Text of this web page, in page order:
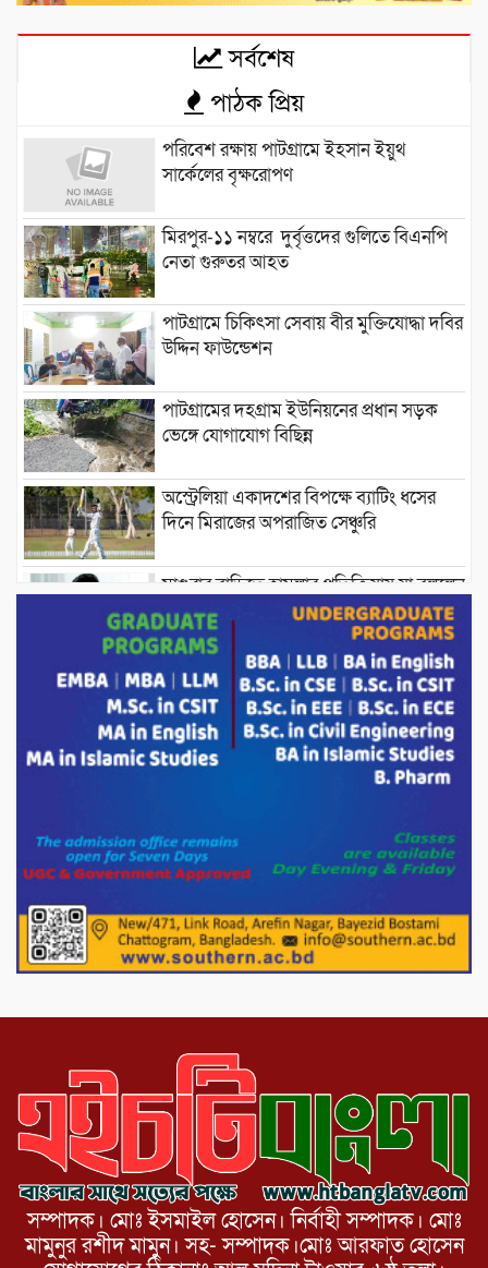
সর্বশেষ
পাঠক প্রিয়
পরিবেশ রক্ষায় পাটগ্রামে ইহসান ইয়ুথ
সার্কেলের বৃক্ষরোপণ
মিরপুর-১১ নম্বরে দুর্বৃত্তদের গুলিতে বিএনপি
নেতা গুরুতর আহত
পাটগ্রামে চিকিৎসা সেবায় বীর মুক্তিযোদ্ধা দবির
উদ্দিন ফাউন্ডেশন
পাটগ্রামের দহগ্রাম ইউনিয়নের প্রধান সড়ক
ভেঙ্গে যোগাযোগ বিছিন্ন
অস্ট্রেলিয়া একাদশের বিপক্ষে ব্যাটিং ধসের
দিনে মিরাজের অপরাজিত সেঞ্চুরি
মাগুরার বাড়িতে হামলার প্রতিক্রিয়ায় যা বললেন
সাকিব।
দেশীয় পাঁচ প্রজাতির ছোট মাছে উদ্বেগজনক
মাত্রায় মাইক্রোপ্লাস্টিকের উপস্থিতি শনাক্ত ।
সরকারকে ব্যর্থ করতে দেশের বিরুদ্ধে একটি
দল চক্রান্ত চালিয়ে যাচ্ছে : রিজভী
দেশের বাজারে ভরিতে ১০ হাজার টাকা সোনার
দাম বাড়ানোর ঘোষণা।
ভারপ্রাপ্ত রাষ্ট্রপতি হাফিজ উদ্দিন আহমদের
সাথে এইচটি বাংলা অনলাইন পোর্টাল ও আইপি
সম্পাদক। মোঃ ইসমাইল হোসেন। নির্বাহী সম্পাদক। মোঃ
মামুনুর রশীদ মামুন। সহ- সম্পাদক।মোঃ আরফাত হোসেন